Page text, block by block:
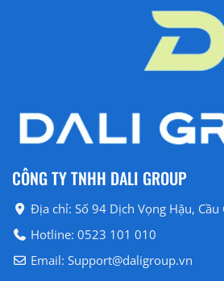
CÔNG TY TNHH DALI GROUP
Địa chỉ: Số 94 Dịch Vọng Hậu, Cầu
Hotline: 0523 101 010
Email: Support@daligroup.vn